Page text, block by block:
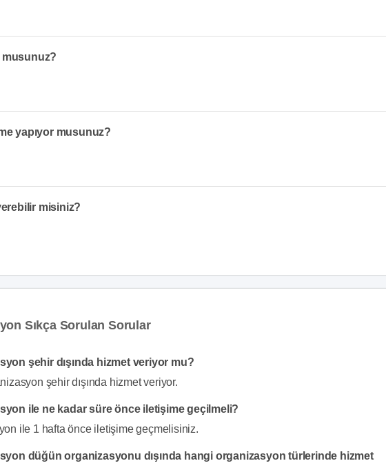
musunuz?
yapıyor musunuz?
misiniz?
Sıkça Sorulan Sorular
şehir dışında hizmet veriyor mu?
şehir dışında hizmet veriyor.
ile ne kadar süre önce iletişime geçilmeli?
ile 1 hafta önce iletişime geçmelisiniz.
düğün organizasyonu dışında hangi organizasyon türlerinde hizmet